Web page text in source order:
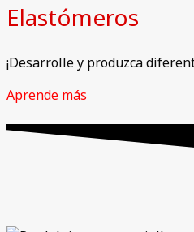
Elastómeros
¡Desarrolle y produzca
Aprende más